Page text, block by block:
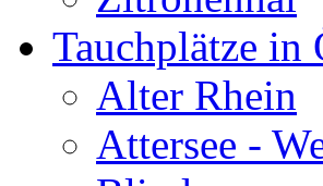
Tauchplätze in
Alter Rhein
Attersee -